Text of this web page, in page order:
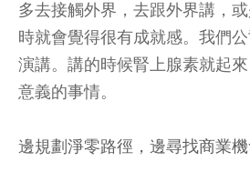
多去接觸外界，去跟外界講，
時就會覺得很有成就感。我們
演講。講的時候腎上腺素就起
意義的事情。
邊規劃淨零路徑，邊尋找商業